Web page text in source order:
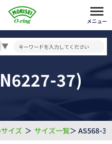
メニュー
37)
▼
イズ ＞ サイズ一覧＞ AS568-